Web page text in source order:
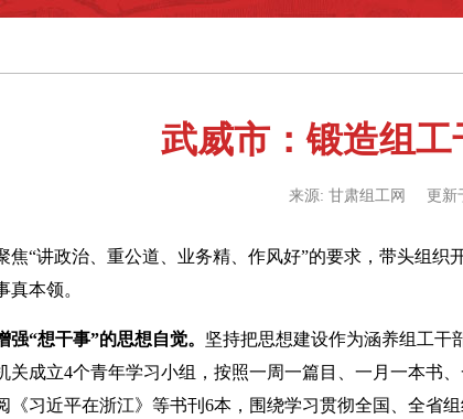
武威市：锻造组
来源: 甘肃组工网 更新
焦“讲政治、重公道、业务精、作风好”的要求，带头组
本领。
强“想干事”的思想自觉。 坚持把思想建设作为涵养组工干
关成立4个青年学习小组，按照一周一篇目、一月一本书
《习近平在浙江》等书刊6本，围绕学习贯彻全国、全省